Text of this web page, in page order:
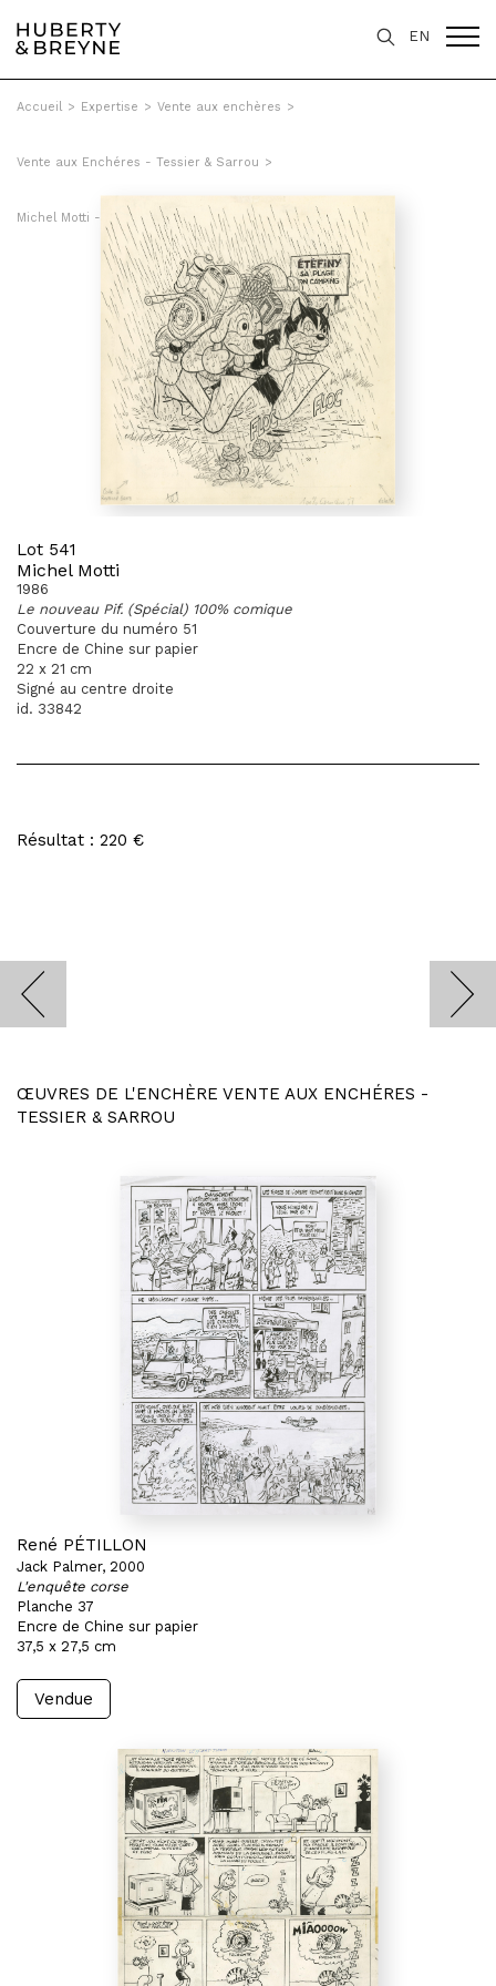
EN
Accueil > Expertise > Vente aux enchères >
Vente aux Enchéres - Tessier & Sarrou >
Michel Motti - Le nouveau Pif. (Spécial) 100% comique
Lot 541
Michel Motti
1986
Le nouveau Pif. (Spécial) 100% comique
Couverture du numéro 51
Encre de Chine sur papier
22 x 21 cm
Signé au centre droite
id. 33842
Résultat : 220 €
ŒUVRES DE L'ENCHÈRE VENTE AUX ENCHÉRES -
TESSIER & SARROU
René PÉTILLON
Jack Palmer, 2000
L'enquête corse
Planche 37
Encre de Chine sur papier
37,5 x 27,5 cm
Vendue